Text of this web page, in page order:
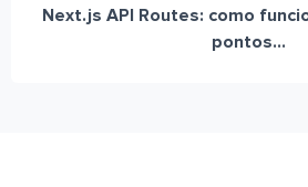
Next.js API Routes: como
pontos...